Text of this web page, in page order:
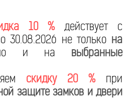
10 % действует с
30.08.2026 не только на
и на выбранные
скидку 20 % при
защите замков и двери